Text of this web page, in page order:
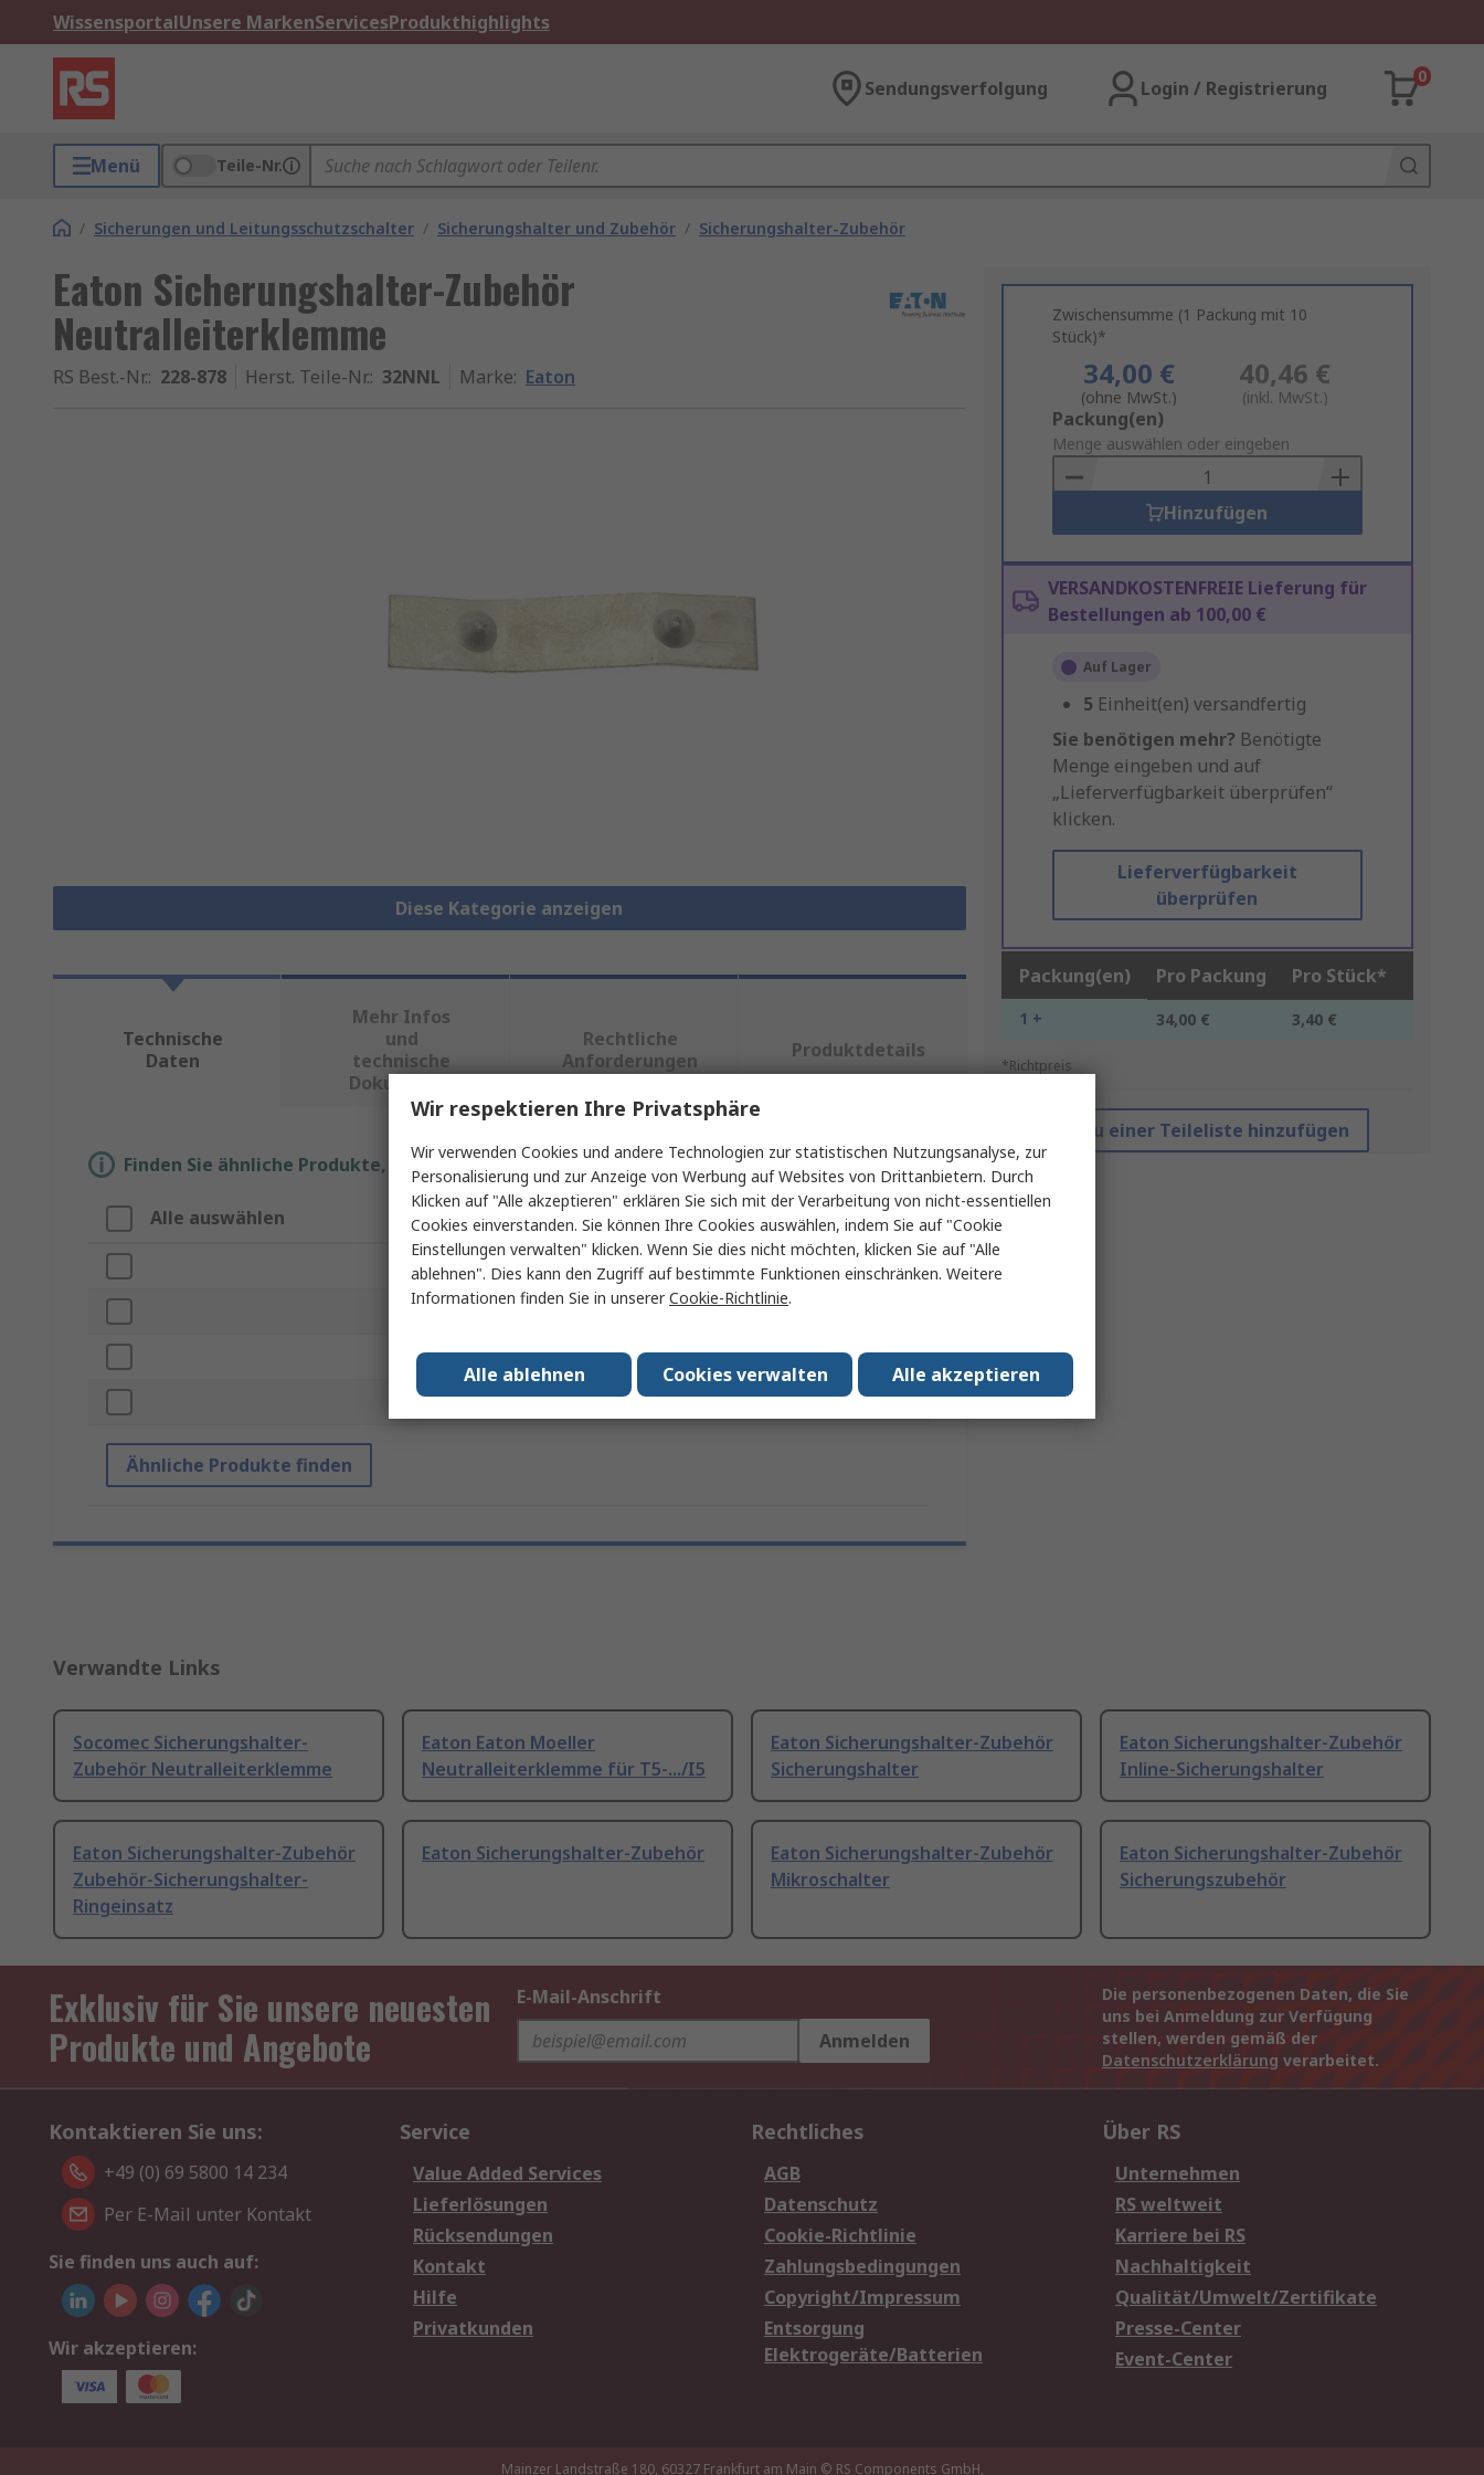
WissensportalUnsere MarkenServicesProdukthighlights
Sendungsverfolgung Login / Registrierung
0
Menü Teile-Nr.
/ Sicherungen und Leitungsschutzschalter / Sicherungshalter und Zubehör / Sicherungshalter-Zubehör
Eaton Sicherungshalter-Zubehör
Neutralleiterklemme
RS Best.-Nr.: 228-878 Herst. Teile-Nr.: 32NNL Marke: Eaton
Diese Kategorie anzeigen
Zwischensumme (1 Packung mit 10
Stück)*
34,00 €
(ohne MwSt.)
40,46 €
(inkl. MwSt.)
Add
to
Basket
Packung(en)
Menge auswählen oder eingeben
Hinzufügen
VERSANDKOSTENFREIE Lieferung für
Bestellungen ab 100,00 €
Auf Lager
5 Einheit(en) versandfertig
Sie benötigen mehr? Benötigte
Menge eingeben und auf
„Lieferverfügbarkeit überprüfen“
klicken.
Lieferverfügbarkeit
überprüfen
Packung(en) Pro Packung Pro Stück*
1 + 34,00 € 3,40 €
*Richtpreis
Zu einer Teileliste hinzufügen
Technische
Daten
Mehr Infos
und
technische
Dokumente
Rechtliche
Anforderungen
Produktdetails
Finden Sie ähnliche Produkte, indem Sie ein oder mehrere Eigenschaften auswählen.
Alle auswählen Eigenschaft Wert
Marke Eaton
Sicherungshalter-Zubehör
Zubehörtyp Neutralleiterklemme
Normen/Zulassungen No
Ähnliche Produkte finden
Verwandte Links
Socomec Sicherungshalter-
Zubehör Neutralleiterklemme
Eaton Eaton Moeller
Neutralleiterklemme für T5-.../I5
Eaton Sicherungshalter-Zubehör
Sicherungshalter
Eaton Sicherungshalter-Zubehör
Inline-Sicherungshalter
Eaton Sicherungshalter-Zubehör
Zubehör-Sicherungshalter-
Ringeinsatz
Eaton Sicherungshalter-Zubehör
Eaton Sicherungshalter-Zubehör
Mikroschalter
Eaton Sicherungshalter-Zubehör
Sicherungszubehör
Exklusiv für Sie unsere neuesten
Produkte und Angebote
E-Mail-Anschrift
Anmelden
Die personenbezogenen Daten, die Sie
uns bei Anmeldung zur Verfügung
stellen, werden gemäß der
Datenschutzerklärung verarbeitet.
Kontaktieren Sie uns:
+49 (0) 69 5800 14 234
Per E-Mail unter Kontakt
Sie finden uns auch auf:
Wir akzeptieren:
Service
Value Added Services
Lieferlösungen
Rücksendungen
Kontakt
Hilfe
Privatkunden
Rechtliches
AGB
Datenschutz
Cookie-Richtlinie
Zahlungsbedingungen
Copyright/Impressum
Entsorgung
Elektrogeräte/Batterien
Über RS
Unternehmen
RS weltweit
Karriere bei RS
Nachhaltigkeit
Qualität/Umwelt/Zertifikate
Presse-Center
Event-Center
Mainzer Landstraße 180, 60327 Frankfurt am Main © RS Components GmbH,
Wir respektieren Ihre Privatsphäre
Wir verwenden Cookies und andere Technologien zur statistischen Nutzungsanalyse, zur
Personalisierung und zur Anzeige von Werbung auf Websites von Drittanbietern. Durch
Klicken auf "Alle akzeptieren" erklären Sie sich mit der Verarbeitung von nicht-essentiellen
Cookies einverstanden. Sie können Ihre Cookies auswählen, indem Sie auf "Cookie
Einstellungen verwalten" klicken. Wenn Sie dies nicht möchten, klicken Sie auf "Alle
ablehnen". Dies kann den Zugriff auf bestimmte Funktionen einschränken. Weitere
Informationen finden Sie in unsererCookie-Richtlinie.
Alle akzeptieren
Cookies verwalten
Alle ablehnen